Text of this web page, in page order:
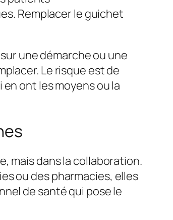
Remplacer le guichet
une démarche ou une
Le risque est de
ont les moyens ou la
mais dans la collaboration.
ou des pharmacies, elles
de santé qui pose le